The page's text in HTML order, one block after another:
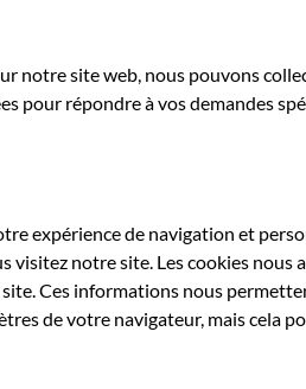
notre site web, nous pouvons
pour répondre à vos demandes
expérience de navigation et
notre site. Les cookies
Ces informations nous
de votre navigateur, mais cela